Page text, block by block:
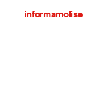
informamolise